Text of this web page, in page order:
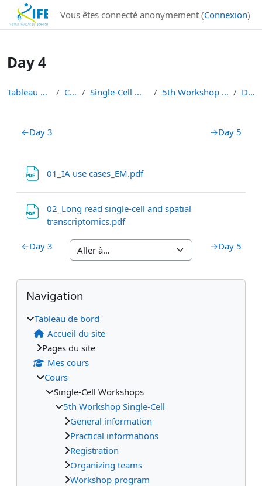
Institut Français de Bioinformatique - Les formations
Passer au contenu principalVous êtes connecté anonymement (Connexion)
Day 4
Tableau de bord Cours Single-Cell Workshops 5th Workshop Single-Cell Day 4
Résumé de section
←Day 3 →Day 5
01_IA use cases_EM.pdf
02_Long read single-cell and spatial
transcriptomics.pdf
←Day 3 →Day 5
Blocs
Blocs supplémentaires
Passer Navigation
Navigation
Tableau de bord
Accueil du site
Pages du site
Mes cours
Cours
Single-Cell Workshops
5th Workshop Single-Cell
General information
Practical informations
Registration
Organizing teams
Workshop program